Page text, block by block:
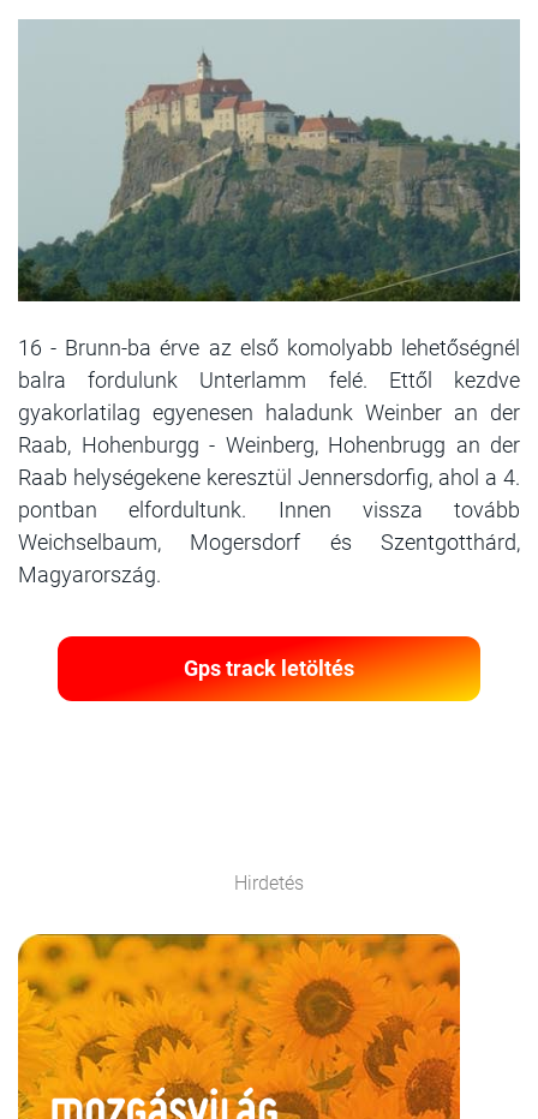
16 - Brunn-ba érve az első komolyabb lehetőségnél
balra fordulunk Unterlamm felé. Ettől kezdve
gyakorlatilag egyenesen haladunk Weinber an der
Raab, Hohenburgg - Weinberg, Hohenbrugg an der
Raab helységekene keresztül Jennersdorfig, ahol a 4.
pontban elfordultunk. Innen vissza tovább
Weichselbaum, Mogersdorf és Szentgotthárd,
Magyarország.
Gps track letöltés
Hirdetés